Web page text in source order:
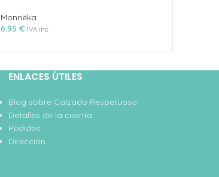
Monnëka
6.95 € IVA inc.
ENLACES ÚTILES
Blog sobre Calzado Respetuoso
Detalles de la cuenta
Pedidos
Dirección